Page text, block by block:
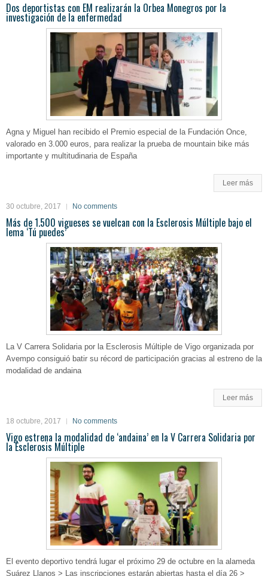
Dos deportistas con EM realizarán la Orbea Monegros por la
investigación de la enfermedad
Agna y Miguel han recibido el Premio especial de la Fundación Once,
valorado en 3.000 euros, para realizar la prueba de mountain bike más
importante y multitudinaria de España
Leer más
30 octubre, 2017 No comments
Más de 1.500 vigueses se vuelcan con la Esclerosis Múltiple bajo el
lema ‘Tú puedes’
La V Carrera Solidaria por la Esclerosis Múltiple de Vigo organizada por
Avempo consiguió batir su récord de participación gracias al estreno de la
modalidad de andaina
Leer más
18 octubre, 2017 No comments
Vigo estrena la modalidad de ‘andaina’ en la V Carrera Solidaria por
la Esclerosis Múltiple
El evento deportivo tendrá lugar el próximo 29 de octubre en la alameda
Suárez Llanos > Las inscripciones estarán abiertas hasta el día 26 >